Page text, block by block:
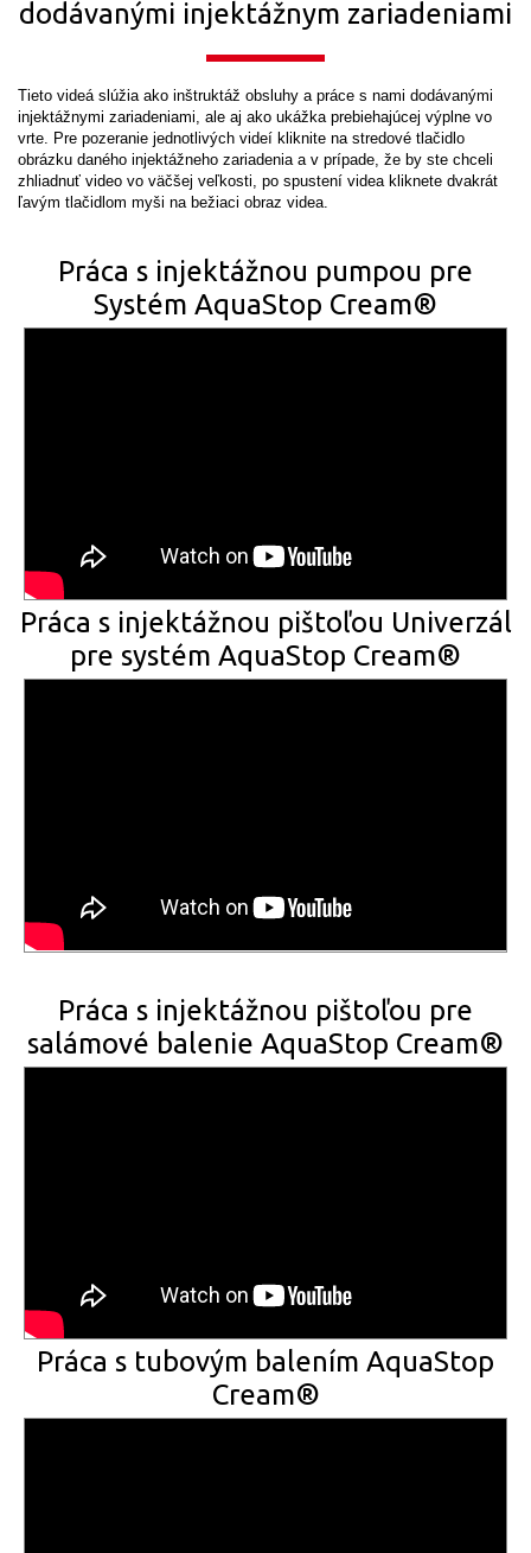
dodávanými injektážnym zariadeniami
Tieto videá slúžia ako inštruktáž obsluhy a práce s nami dodávanými
injektážnymi zariadeniami, ale aj ako ukážka prebiehajúcej výplne vo
vrte. Pre pozeranie jednotlivých videí kliknite na stredové tlačidlo
obrázku daného injektážneho zariadenia a v prípade, že by ste chceli
zhliadnuť video vo väčšej veľkosti, po spustení videa kliknete dvakrát
ľavým tlačidlom myši na bežiaci obraz videa.
Práca s injektážnou pumpou pre
Systém AquaStop Cream®
Práca s injektážnou pištoľou Univerzál
pre systém AquaStop Cream®
Práca s injektážnou pištoľou pre
salámové balenie AquaStop Cream®
Práca s tubovým balením AquaStop
Cream®